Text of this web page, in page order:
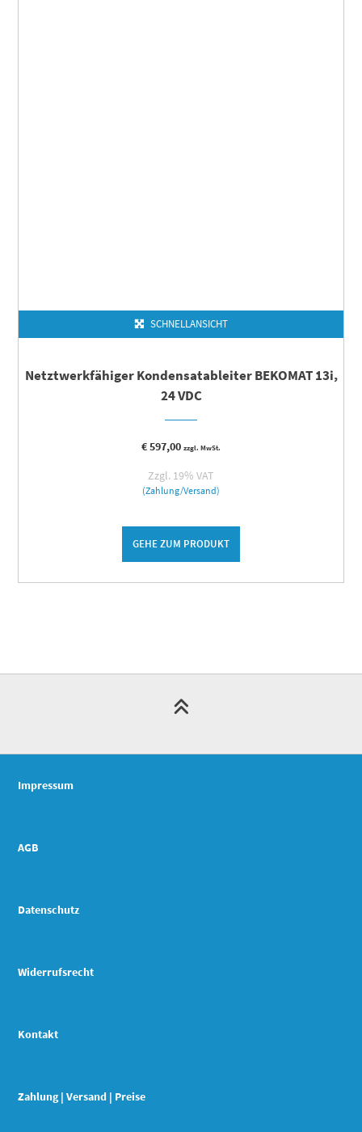
SCHNELLANSICHT
Netztwerkfähiger Kondensatableiter BEKOMAT 13i,
24 VDC
€597,00 zzgl. MwSt.
Zzgl. 19% VAT
(Zahlung/Versand)
GEHE ZUM PRODUKT
Impressum
AGB
Datenschutz
Widerrufsrecht
Kontakt
Zahlung | Versand | Preise